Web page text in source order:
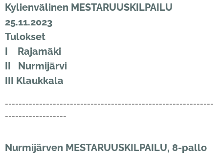
Kylienvälinen MESTARUUSKILPAILU
25.11.2023
Tulokset
I Rajamäki
II Nurmijärvi
III Klaukkala
-------------------------------------------------------------
------------------
Nurmijärven MESTARUUSKILPAILU, 8-pallo